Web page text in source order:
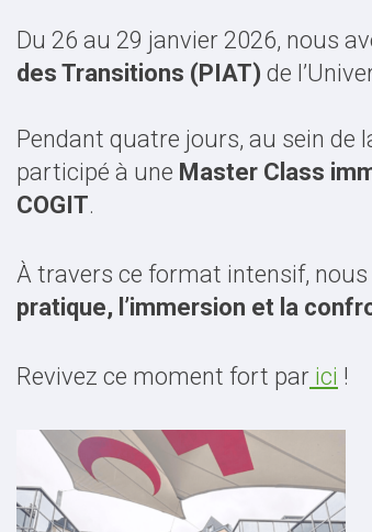
Du 26 au 29 janvier 2026, nous
des Transitions (PIAT) de
Pendant quatre jours, au sein de
participé à une Master Class
COGIT.
À travers ce format intensif,
pratique, l’immersion et la
Revivez ce moment fort par ici !